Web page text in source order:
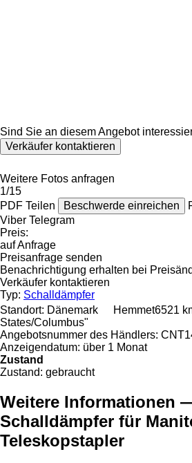
Sind Sie an diesem Angebot
Verkäufer kontaktieren
Weitere Fotos anfragen
1/15
PDF Teilen Beschwerde einreichen
Viber Telegram
Preis:
auf Anfrage
Preisanfrage senden
Benachrichtigung erhalten bei
Verkäufer kontaktieren
Typ: Schalldämpfer
Standort: Dänemark Hemmet6521
States/Columbus"
Angebotsnummer des Händlers:
Anzeigendatum: über 1 Monat
Zustand
Zustand: gebraucht
Weitere Informationen
Schalldämpfer für
Teleskopstapler